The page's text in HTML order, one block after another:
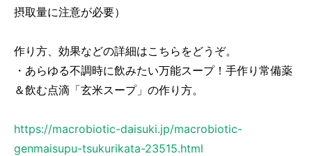
摂取量に注意が必要）
作り方、効果などの詳細はこちらをどうぞ。
・あらゆる不調時に飲みたい万能スープ！手作り常備薬
＆飲む点滴「玄米スープ」の作り方。
https://macrobiotic-daisuki.jp/macrobiotic-
genmaisupu-tsukurikata-23515.html